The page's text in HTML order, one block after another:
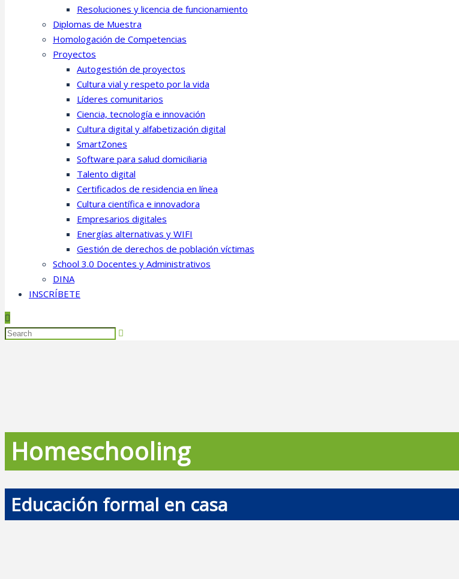
Resoluciones y licencia de funcionamiento
Diplomas de Muestra
Homologación de Competencias
Proyectos
Autogestión de proyectos
Cultura vial y respeto por la vida
Líderes comunitarios
Ciencia, tecnología e innovación
Cultura digital y alfabetización digital
SmartZones
Software para salud domiciliaria
Talento digital
Certificados de residencia en línea
Cultura científica e innovadora
Empresarios digitales
Energías alternativas y WIFI
Gestión de derechos de población víctimas
School 3.0 Docentes y Administrativos
DINA
INSCRÍBETE
Homeschooling
Educación formal en casa